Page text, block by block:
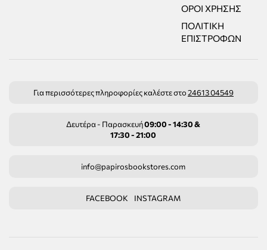
ΌΡΟΙ ΧΡΉΣΗΣ
ΠΟΛΙΤΙΚΉ
ΕΠΙΣΤΡΟΦΏΝ
Για περισσότερες πληροφορίες καλέστε στο24613 04549
Δευτέρα - Παρασκευή09:00 - 14:30 &
17:30 - 21:00
info@papirosbookstores.com
FACEBOOK INSTAGRAM